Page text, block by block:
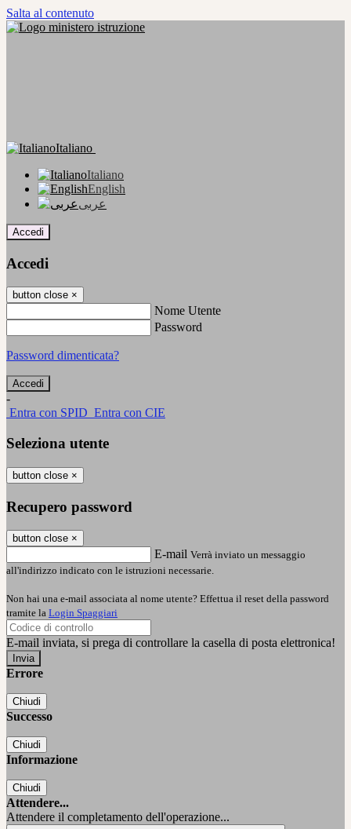
Salta al contenuto
Italiano
Italiano
English
عربى
Accedi
Accedi
button close ×
Nome Utente
Password
Password dimenticata?
-
Entra con SPID Entra con CIE
Seleziona utente
button close ×
Recupero password
button close ×
E-mail Verrà inviato un messaggio
all'indirizzo indicato con le istruzioni necessarie.
Non hai una e-mail associata al nome utente? Effettua il reset della password
tramite la Login Spaggiari
E-mail inviata, si prega di controllare la casella di posta elettronica!
Errore
Chiudi
Successo
Chiudi
Informazione
Chiudi
Attendere...
Attendere il completamento dell'operazione...